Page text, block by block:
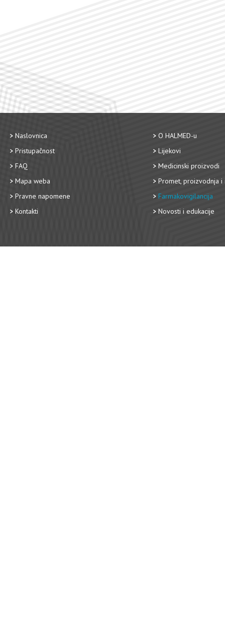
Naslovnica
Pristupačnost
FAQ
Mapa weba
Pravne napomene
Kontakti
O HALMED-u
Lijekovi
Medicinski proizvodi
Promet, proizvodnja i
Farmakovigilancija
Novosti i edukacije